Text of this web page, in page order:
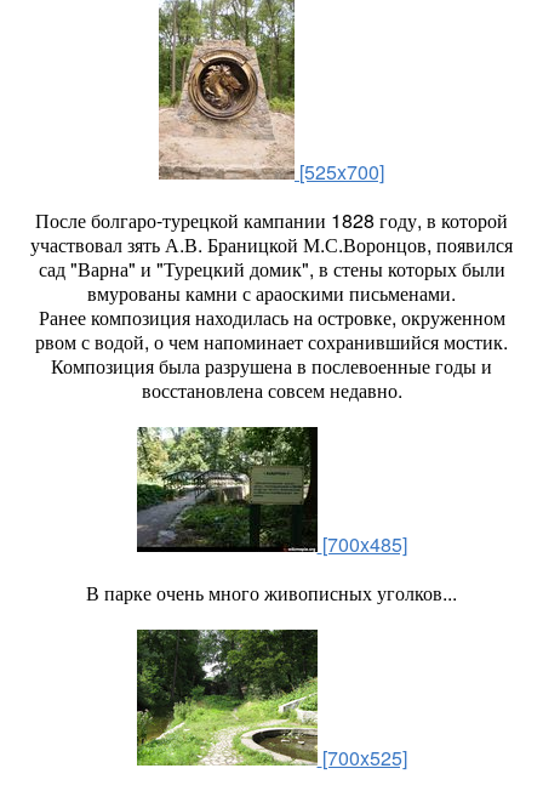
[525x700]
После болгаро-турецкой кам­пании 1828 году, в которой
уча­ствовал зять А.В. Браницкой М.С.Воронцов, появился
сад "Варна" и "Турецкий домик", в стены которых были
вмурованы камни с араоскими письменами.
Ранее композиция находилась на островке, окруженном
рвом с водой, о чем напоминает сохранившийся мостик.
Композиция была разрушена в послевоенные годы и
восстановлена совсем недавно.
[700x485]
В парке очень много живописных уголков...
[700x525]